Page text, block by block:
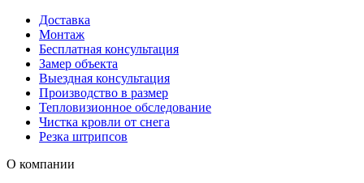
Доставка
Монтаж
Бесплатная консультация
Замер объекта
Выездная консультация
Производство в размер
Тепловизионное обследование
Чистка кровли от снега
Резка штрипсов
О компании